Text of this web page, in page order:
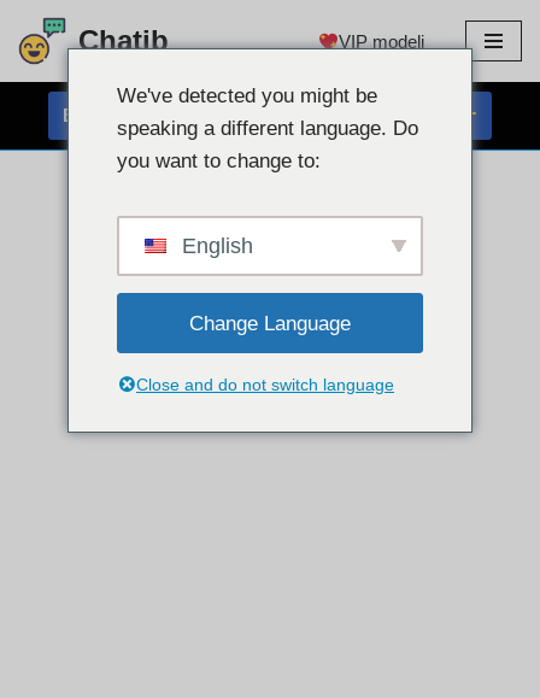
Preskoči
vsebino
Chatib VIP modeli
BREZPLAČEN KLEPET S SPLETNO KAMERO
We've detected you might be
speaking a different language. Do
you want to change to:
English
Change Language
Close and do not switch language